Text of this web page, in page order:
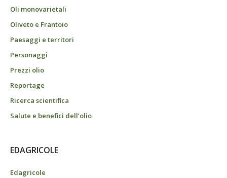
Oli monovarietali
Oliveto e Frantoio
Paesaggi e territori
Personaggi
Prezzi olio
Reportage
Ricerca scientifica
Salute e benefici dell’olio
EDAGRICOLE
Edagricole